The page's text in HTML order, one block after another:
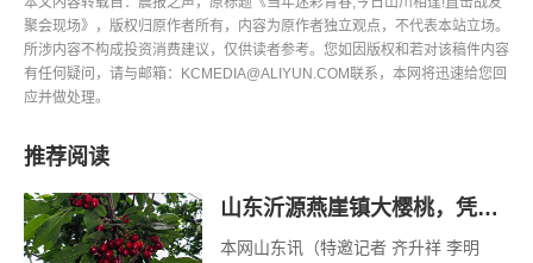
聚会现场》，版权归原作者所有，内容为原作者独立观点，不代表本站立场。
所涉内容不构成投资消费建议，仅供读者参考。您如因版权和若对该稿件内容
有任何疑问，请与邮箱：KCMEDIA@ALIYUN.COM联系，本网将迅速给您回
应并做处理。
推荐阅读
山东沂源燕崖镇大樱桃，凭什么一路领“鲜”
本网山东讯（特邀记者 齐升祥 李明